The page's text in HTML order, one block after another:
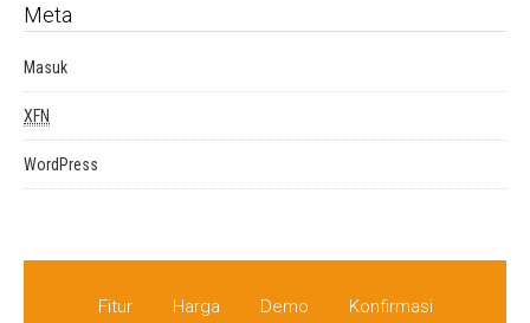
Meta
Masuk
XFN
WordPress
Fitur Harga Demo Konfirmasi